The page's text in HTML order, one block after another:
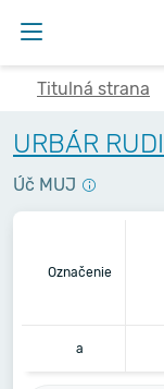
Titulná strana
Úč MUJ
Označenie
a